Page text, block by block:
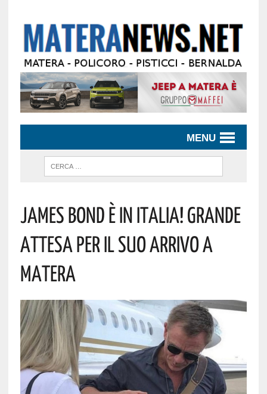
MENU
James Bond È In Italia! Grande
Attesa Per Il Suo Arrivo A
Matera